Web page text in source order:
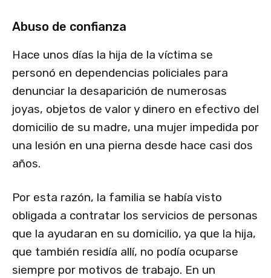
Abuso de confianza
Hace unos días la hija de la víctima se
personó en dependencias policiales para
denunciar la desaparición de numerosas
joyas, objetos de valor y dinero en efectivo del
domicilio de su madre, una mujer impedida por
una lesión en una pierna desde hace casi dos
años.
Por esta razón, la familia se había visto
obligada a contratar los servicios de personas
que la ayudaran en su domicilio, ya que la hija,
que también residía allí, no podía ocuparse
siempre por motivos de trabajo. En un